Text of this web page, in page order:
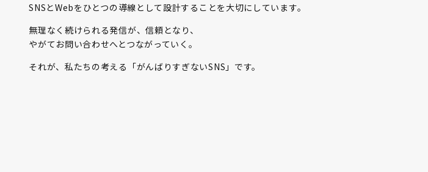
SNSとWebをひとつの導線として設計することを大切にしています。
無理なく続けられる発信が、信頼となり、
やがてお問い合わせへとつながっていく。
それが、私たちの考える「がんばりすぎないSNS」です。